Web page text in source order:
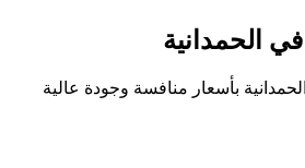
الحمدانية
بأسعار منافسة وجودة عالية